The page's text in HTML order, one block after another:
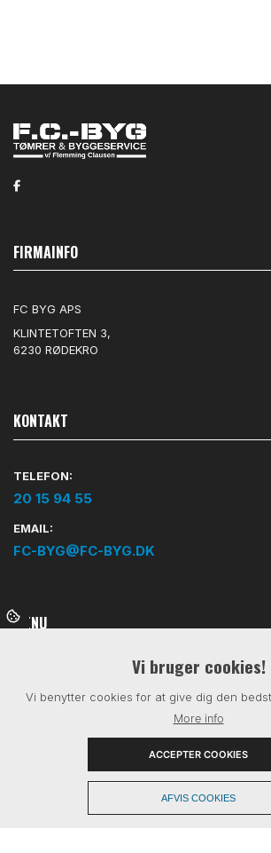
FIRMAINFO
FC BYG APS
KLINTETOFTEN 3,
6230 RØDEKRO
KONTAKT
TELEFON:
20 15 94 55
EMAIL:
FC-BYG@FC-BYG.DK
MENU
REFERENCER
Vi bruger cookies!
Vi benytter cookies for at give dig den
More info
ACCEPTER COOKIES
AFVIS COOKIES